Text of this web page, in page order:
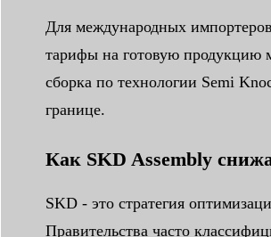
Для международных
тарифы на готовую продукцию
сборка по технологии Semi
границе.
Как SKD Assembly
SKD - это стратегия
Правительства часто